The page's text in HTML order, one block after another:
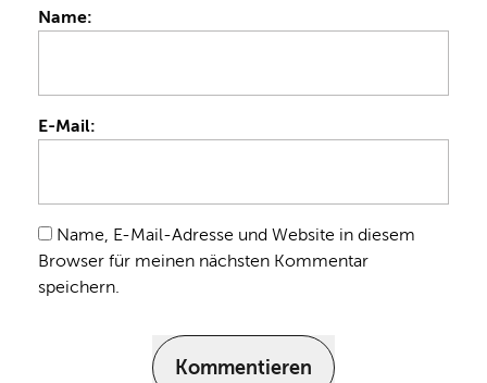
Name:
E-Mail:
Name, E-Mail-Adresse und Website in diesem
Browser für meinen nächsten Kommentar
speichern.
Kommentieren